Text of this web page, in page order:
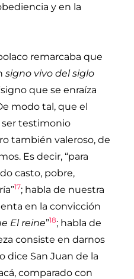
y en la
remarcaba que
signo vivo del siglo
que se enraíza
modo tal, que el
ser testimonio
también valeroso, de
Es decir, “para
casto, pobre,
17; habla de nuestra
en la convicción
El reine”18; habla de
consiste en darnos
dice San Juan de la
comparado con